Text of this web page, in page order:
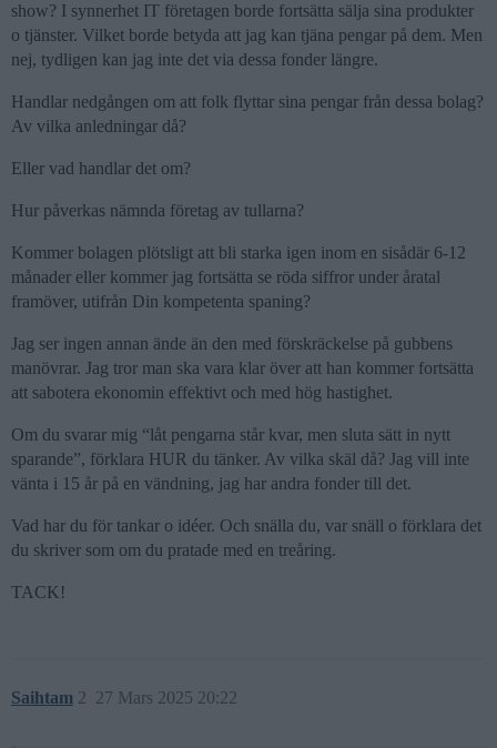
show? I synnerhet IT företagen borde fortsätta sälja sina produkter
o tjänster. Vilket borde betyda att jag kan tjäna pengar på dem. Men
nej, tydligen kan jag inte det via dessa fonder längre.
Handlar nedgången om att folk flyttar sina pengar från dessa bolag?
Av vilka anledningar då?
Eller vad handlar det om?
Hur påverkas nämnda företag av tullarna?
Kommer bolagen plötsligt att bli starka igen inom en sisådär 6-12
månader eller kommer jag fortsätta se röda siffror under åratal
framöver, utifrån Din kompetenta spaning?
Jag ser ingen annan ände än den med förskräckelse på gubbens
manövrar. Jag tror man ska vara klar över att han kommer fortsätta
att sabotera ekonomin effektivt och med hög hastighet.
Om du svarar mig “låt pengarna står kvar, men sluta sätt in nytt
sparande”, förklara HUR du tänker. Av vilka skäl då? Jag vill inte
vänta i 15 år på en vändning, jag har andra fonder till det.
Vad har du för tankar o idéer. Och snälla du, var snäll o förklara det
du skriver som om du pratade med en treåring.
TACK!
Saihtam 27 Mars 2025 20:22
2